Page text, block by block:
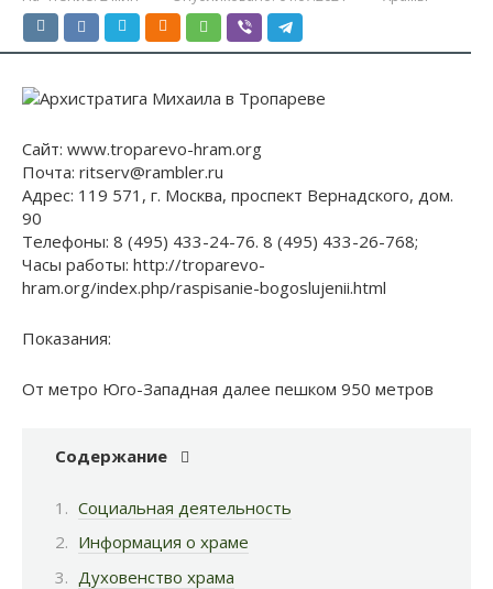
Сайт: www.troparevo-hram.org
Почта: ritserv@rambler.ru
Адрес: 119 571, г. Москва, проспект Вернадского, дом.
90
Телефоны: 8 (495) 433-24-76. 8 (495) 433-26-768;
Часы работы: http://troparevo-
hram.org/index.php/raspisanie-bogoslujenii.html
Показания:
От метро Юго-Западная далее пешком 950 метров
Содержание
Социальная деятельность
Информация о храме
Духовенство храма